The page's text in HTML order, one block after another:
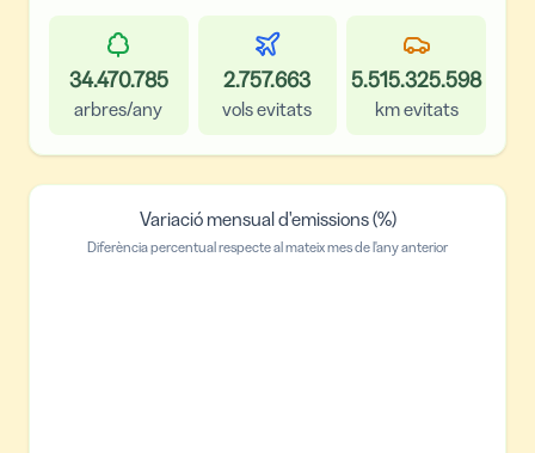
34.470.785
arbres/any
2.757.663
vols evitats
5.515.325.598
km evitats
Variació mensual d'emissions (%)
Diferència percentual respecte al mateix mes de l'any anterior